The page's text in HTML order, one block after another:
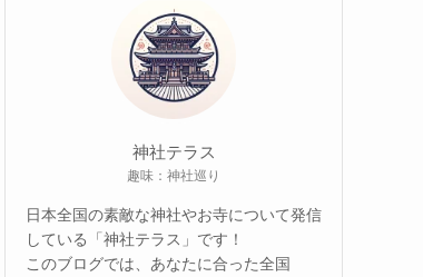
神社テラス
趣味：神社巡り
日本全国の素敵な神社やお寺について発信
している「神社テラス」です！
このブログでは、あなたに合った全国